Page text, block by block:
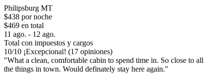
Philipsburg MT
$438 por noche
$469 en total
11 ago. - 12 ago.
Total con impuestos y cargos
10/10 ¡Excepcional! (17 opiniones)
"What a clean, comfortable cabin to spend time in. So close to all
the things in town. Would definately stay here again."